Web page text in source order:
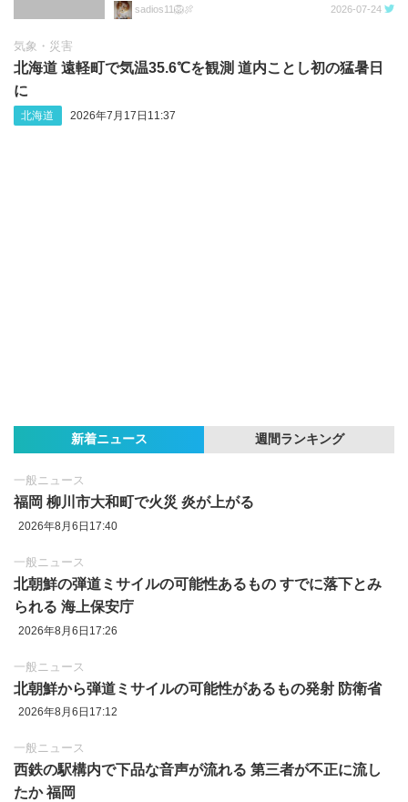
sadios11🦁🍖 2026-07-24
気象・災害
北海道 遠軽町で気温35.6℃を観測 道内ことし初の猛暑日
に
北海道 2026年7月17日11:37
新着ニュース 週間ランキング
一般ニュース
福岡 柳川市大和町で火災 炎が上がる
2026年8月6日17:40
一般ニュース
北朝鮮の弾道ミサイルの可能性あるもの すでに落下とみ
られる 海上保安庁
2026年8月6日17:26
一般ニュース
北朝鮮から弾道ミサイルの可能性があるもの発射 防衛省
2026年8月6日17:12
一般ニュース
西鉄の駅構内で下品な音声が流れる 第三者が不正に流し
たか 福岡